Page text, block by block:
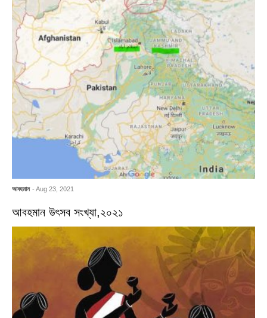
আবহমান - Aug 23, 2021
আবহমান উৎসব সংখ্যা,২০২১